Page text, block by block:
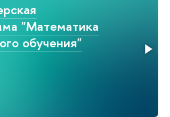
"Математика
обучения"